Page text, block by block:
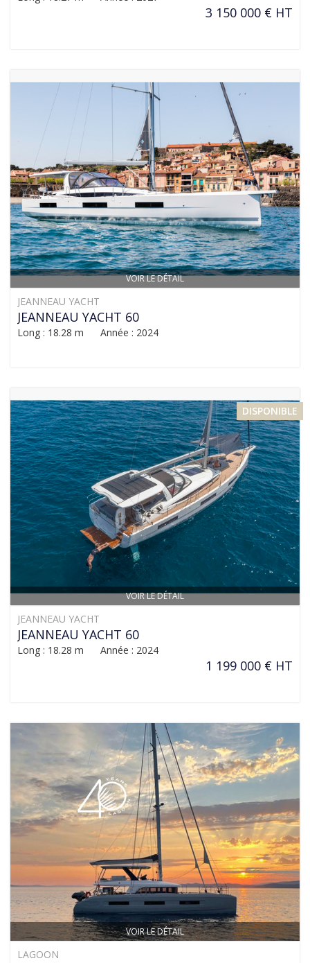
3 150 000 € HT
VOIR LE DÉTAIL
JEANNEAU YACHT
JEANNEAU YACHT 60
Long : 18.28 m Année : 2024
VOIR LE DÉTAIL
DISPONIBLE
JEANNEAU YACHT
JEANNEAU YACHT 60
Long : 18.28 m Année : 2024
1 199 000 € HT
VOIR LE DÉTAIL
LAGOON